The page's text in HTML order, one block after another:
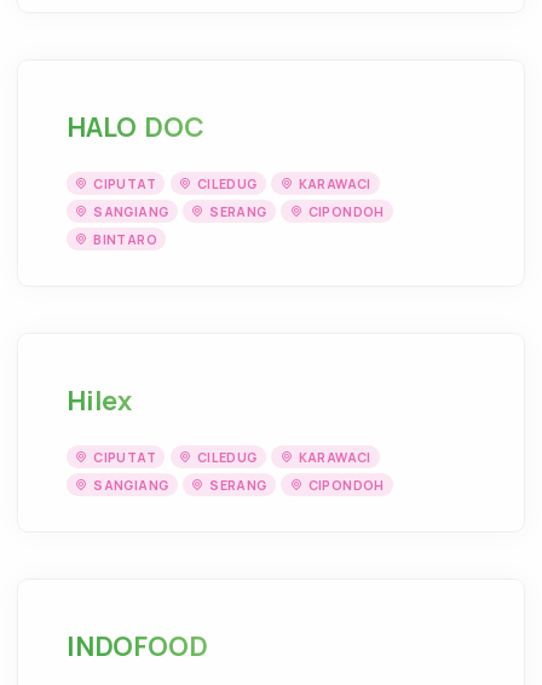
HALO DOC
CIPUTAT CILEDUG
KARAWACI
SANGIANG
SERANG
CIPONDOH
BINTARO
Hilex
CIPUTAT CILEDUG
KARAWACI
SANGIANG
SERANG CIPONDOH
INDOFOOD